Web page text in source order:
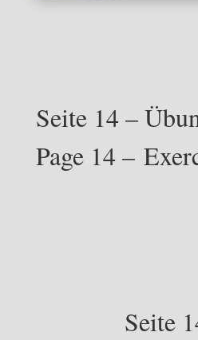
Seite 14 –
Page 14 –
Seite